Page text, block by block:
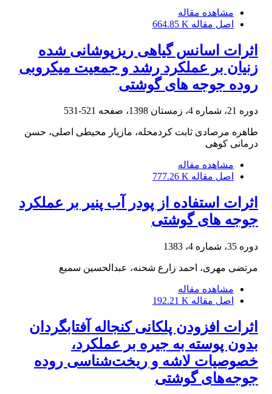
مشاهده مقاله
اصل مقاله 664.85 K
اثرات اسانس گیاهی ریزپوشانی شده‌
زنیان بر عملکرد رشد و جمعیت میکروبی
روده جوجه های گوشتی
دوره 21، شماره 4، زمستان 1398، صفحه 521-531
طاهره مرصادی ثابت کردمحله، مازیار محیطی اصلی، حسن
درمانی کوهی
مشاهده مقاله
اصل مقاله 777.26 K
اثرات استفاده از پودر آب پنیر بر عملکرد
جوجه های گوشتی
دوره 35، شماره 4، 1383
مرتضی مهری، احمد زارع شحنه، عبدالحسین سمیع
مشاهده مقاله
اصل مقاله 192.21 K
اثرات افزودن پلکانی کنجاله آفتابگردان
بدون پوسته به جیره بر عملکرد،
خصوصیات لاشه و ریخت‌شناسی روده
جوجه‌های گوشتی